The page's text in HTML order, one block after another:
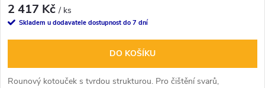
2 417 Kč/ ks
Skladem u dodavatele dostupnost do 7 dní
DO KOŠÍKU
Rounový kotouček s tvrdou strukturou. Pro čištění svarů,